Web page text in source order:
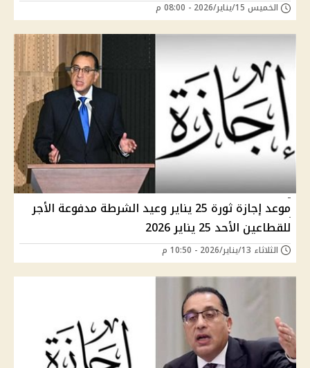
الخميس 15/يناير/2026 - 08:00 م
موعد إجازة ثورة 25 يناير وعيد الشرطة مدفوعة الأجر
للقطاعين الأحد 25 يناير 2026
الثلاثاء 13/يناير/2026 - 10:50 م